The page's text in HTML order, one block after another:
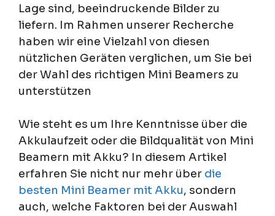
Lage sind, beeindruckende Bilder zu
liefern. Im Rahmen unserer Recherche
haben wir eine Vielzahl von diesen
nützlichen Geräten verglichen, um Sie bei
der Wahl des richtigen Mini Beamers zu
unterstützen
Wie steht es um Ihre Kenntnisse über die
Akkulaufzeit oder die Bildqualität von Mini
Beamern mit Akku? In diesem Artikel
erfahren Sie nicht nur mehr über die
besten Mini Beamer mit Akku, sondern
auch, welche Faktoren bei der Auswahl